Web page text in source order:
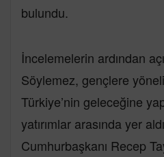
bulundu.
İncelemelerin ardından
Söylemez, gençlere
Türkiye’nin geleceğine
yatırımlar arasında yer
Cumhurbaşkanı Recep